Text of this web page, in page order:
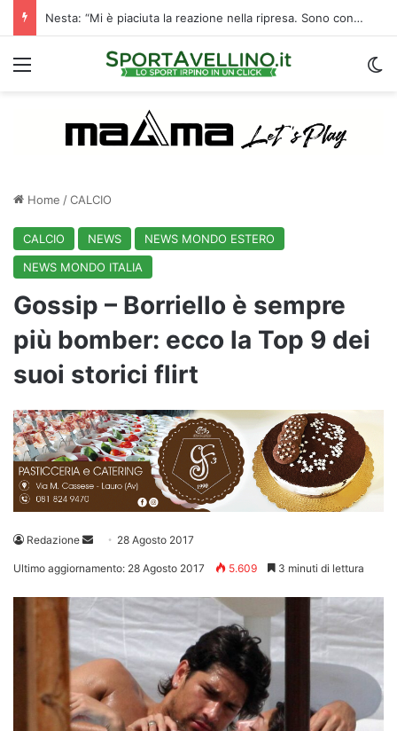
Nesta: “Mi è piaciuta la reazione nella ripresa. Sono contento di essere qua”
Menu
Home /CALCIO
CALCIO NEWS
NEWS MONDO ESTERO
NEWS MONDO ITALIA
Gossip – Borriello è sempre
più bomber: ecco la Top 9 dei
suoi storici flirt
Redazione
Invia 28 Agosto 2017
Ultimo aggiornamento: 28 Agosto 2017 5.609 3 minuti di lettura